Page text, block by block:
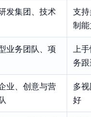
发集团、技术
支
制
业务团队、项
上
务
业、创意与营
多
好